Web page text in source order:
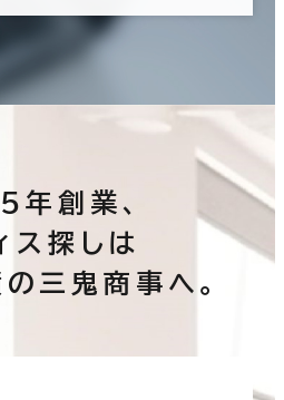
で検索する
以内
5年以内
創業、
ス探しは
三鬼商事へ。